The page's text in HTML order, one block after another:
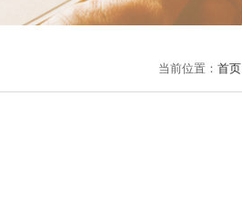
当前位置： 首页